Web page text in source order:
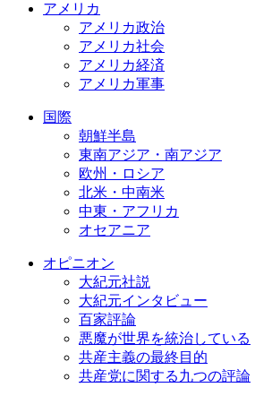
アメリカ
アメリカ政治
アメリカ社会
アメリカ経済
アメリカ軍事
国際
朝鮮半島
東南アジア・南アジア
欧州・ロシア
北米・中南米
中東・アフリカ
オセアニア
オピニオン
大紀元社説
大紀元インタビュー
百家評論
悪魔が世界を統治している
共産主義の最終目的
共産党に関する九つの評論